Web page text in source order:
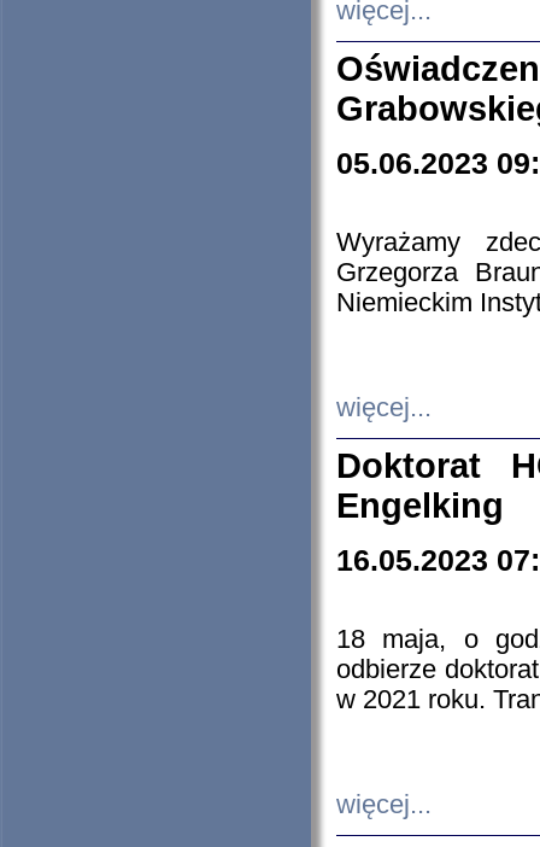
więcej...
05.06.2023
Wyrażamy
Grzegorza
Niemieckim
więcej...
Doktorat
Engelking
16.05.2023
18 maja, o
odbierze
w 2021 roku.
więcej...